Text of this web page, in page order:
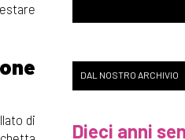
di
DAL NOSTRO ARCHIVIO
Dieci anni